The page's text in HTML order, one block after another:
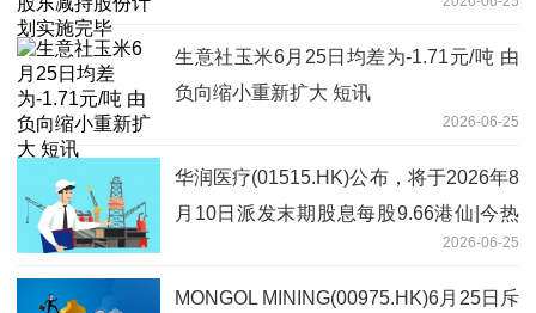
生意社玉米6月25日均差为-1.71元/吨 由
负向缩小重新扩大 短讯
2026-06-25
华润医疗(01515.HK)公布，将于2026年8
月10日派发末期股息每股9.66港仙|今热
2026-06-25
MONGOL MINING(00975.HK)6月25日斥